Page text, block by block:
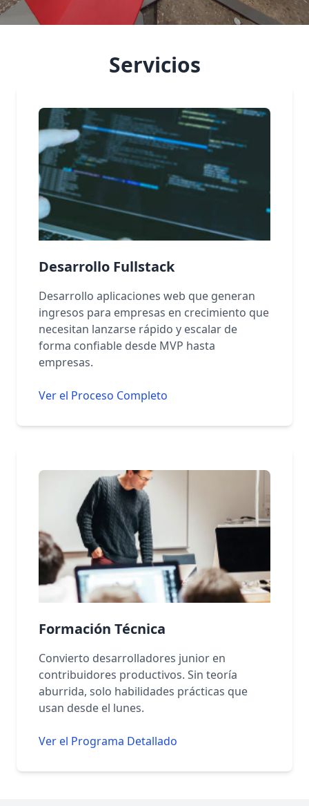
Servicios
Desarrollo Fullstack
Desarrollo aplicaciones web que generan
ingresos para empresas en crecimiento que
necesitan lanzarse rápido y escalar de
forma confiable desde MVP hasta
empresas.
Ver el Proceso Completo
Formación Técnica
Convierto desarrolladores junior en
contribuidores productivos. Sin teoría
aburrida, solo habilidades prácticas que
usan desde el lunes.
Ver el Programa Detallado